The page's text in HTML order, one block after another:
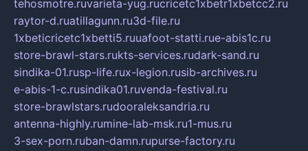
tehosmotre.ruvarieta-yug.rucricetc1xbetr1xbetcc2.ru
raytor-d.ruatillagunn.ru3d-file.ru
1xbeticricetc1xbetti5.ruuafoot-statti.rue-abis1c.ru
store-brawl-stars.rukts-services.rudark-sand.ru
sindika-01.rusp-life.rux-legion.rusib-archives.ru
e-abis-1-c.rusindika01.ruvenda-festival.ru
store-brawlstars.rudooraleksandria.ru
antenna-highly.rumine-lab-msk.ru1-mus.ru
3-sex-porn.ruban-damn.rupurse-factory.ru